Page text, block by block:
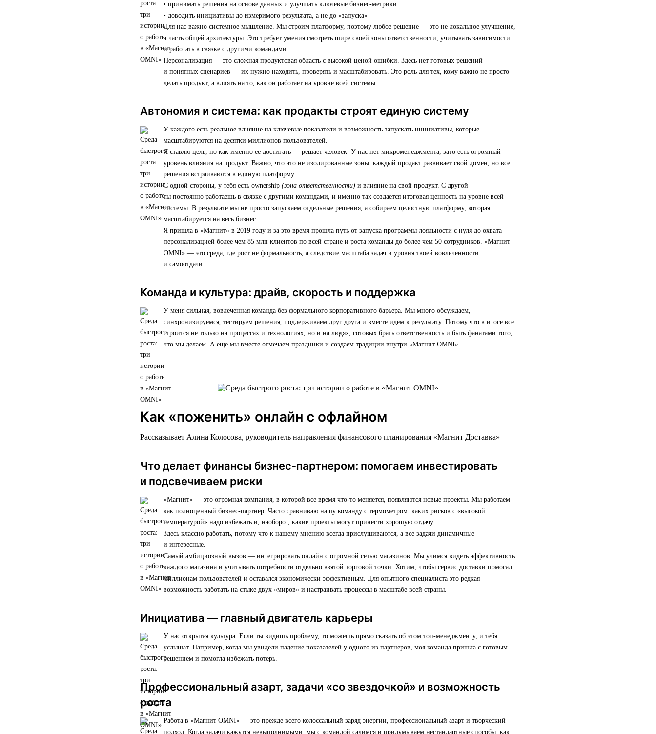
• принимать решения на основе данных и улучшать ключевые бизнес-метрики
• доводить инициативы до измеримого результата, а не до «запуска»
Для нас важно системное мышление. Мы строим платформу, поэтому любое решение — это не локальное улучшение,
а часть общей архитектуры. Это требует умения смотреть шире своей зоны ответственности, учитывать зависимости
и работать в связке с другими командами.
Персонализация — это сложная продуктовая область с высокой ценой ошибки. Здесь нет готовых решений
и понятных сценариев — их нужно находить, проверять и масштабировать. Это роль для тех, кому важно не просто
делать продукт, а влиять на то, как он работает на уровне всей системы.
Автономия и система: как продакты строят единую систему
У каждого есть реальное влияние на ключевые показатели и возможность запускать инициативы, которые
масштабируются на десятки миллионов пользователей.
Я ставлю цель, но как именно ее достигать — решает человек. У нас нет микроменеджмента, зато есть огромный
уровень влияния на продукт. Важно, что это не изолированные зоны: каждый продакт развивает свой домен, но все
решения встраиваются в единую платформу.
С одной стороны, у тебя есть ownership (зона ответственности) и влияние на свой продукт. С другой —
ты постоянно работаешь в связке с другими командами, и именно так создается итоговая ценность на уровне всей
системы. В результате мы не просто запускаем отдельные решения, а собираем целостную платформу, которая
масштабируется на весь бизнес.
Я пришла в «Магнит» в 2019 году и за это время прошла путь от запуска программы лояльности с нуля до охвата
персонализацией более чем 85 млн клиентов по всей стране и роста команды до более чем 50 сотрудников. «Магнит
OMNI» — это среда, где рост не формальность, а следствие масштаба задач и уровня твоей вовлеченности
и самоотдачи.
Команда и культура: драйв, скорость и поддержка
У меня сильная, вовлеченная команда без формального корпоративного барьера. Мы много обсуждаем,
синхронизируемся, тестируем решения, поддерживаем друг друга и вместе идем к результату. Потому что в итоге все
строится не только на процессах и технологиях, но и на людях, готовых брать ответственность и быть фанатами того,
что мы делаем. А еще мы вместе отмечаем праздники и создаем традиции внутри «Магнит OMNI».
Как «поженить» онлайн с офлайном
Рассказывает Алина Колосова, руководитель направления финансового планирования «Магнит Доставка»
Что делает финансы бизнес-партнером: помогаем инвестировать
и подсвечиваем риски
«Магнит» — это огромная компания, в которой все время что-то меняется, появляются новые проекты. Мы работаем
как полноценный бизнес-партнер. Часто сравниваю нашу команду с термометром: каких рисков с «высокой
температурой» надо избежать и, наоборот, какие проекты могут принести хорошую отдачу.
Здесь классно работать, потому что к нашему мнению всегда прислушиваются, а все задачи динамичные
и интересные.
Самый амбициозный вызов — интегрировать онлайн с огромной сетью магазинов. Мы учимся видеть эффективность
каждого магазина и учитывать потребности отдельно взятой торговой точки. Хотим, чтобы сервис доставки помогал
миллионам пользователей и оставался экономически эффективным. Для опытного специалиста это редкая
возможность работать на стыке двух «миров» и настраивать процессы в масштабе всей страны.
Инициатива — главный двигатель карьеры
У нас открытая культура. Если ты видишь проблему, то можешь прямо сказать об этом топ-менеджменту, и тебя
услышат. Например, когда мы увидели падение показателей у одного из партнеров, моя команда пришла с готовым
решением и помогла избежать потерь.
Профессиональный азарт, задачи «со звездочкой» и возможность
роста
Работа в «Магнит OMNI» — это прежде всего колоссальный заряд энергии, профессиональный азарт и творческий
подход. Когда задачи кажутся невыполнимыми, мы с командой садимся и придумываем нестандартные способы, как